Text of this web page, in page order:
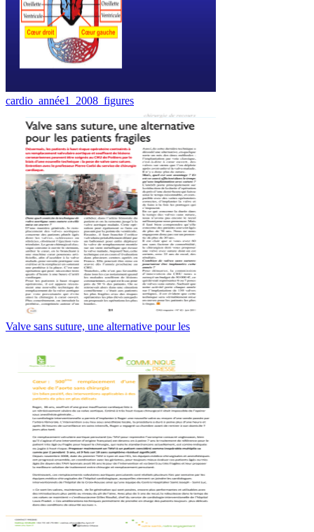
cardio_année1_2008_figures
Valve sans suture, une alternative pour les